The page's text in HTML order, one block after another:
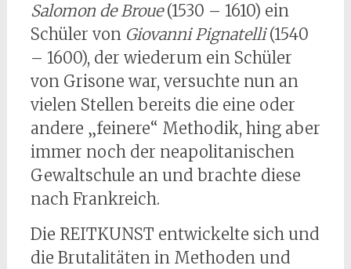
Salomon de Broue(1530 – 1610) ein
Schüler von Giovanni Pignatelli(1540
– 1600), der wiederum ein Schüler
von Grisone war, versuchte nun an
vielen Stellen bereits die eine oder
andere „feinere“ Methodik, hing aber
immer noch der neapolitanischen
Gewaltschule an und brachte diese
nach Frankreich.
Die REITKUNST entwickelte sich und
die Brutalitäten in Methoden und